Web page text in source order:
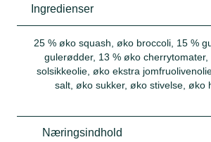
Ingredienser
25 % øko squash, øko broccoli, 15 %
gulerødder, 13 % øko
solsikkeolie, øko ekstra
salt, øko sukker, øko stivelse, øko
Næringsindhold